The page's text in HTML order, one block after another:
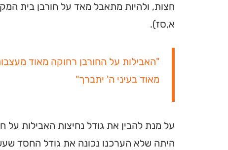
חצות, ולהיות מתאבל מאד על חורבן בית
א,סז).
"האבילות על החורבן רחוקה מאוד
מאוד בעיני ה' יתברך"
על מנת להבין את גודל נחיצות האבילות על
היתה שלא הערכנו נכונה את גודל החסד